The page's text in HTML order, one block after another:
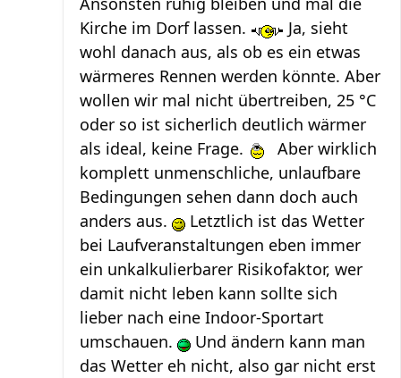
Kirche im Dorf lassen.
Ja, sieht
wohl danach aus, als ob es ein etwas
wärmeres Rennen werden könnte. Aber
wollen wir mal nicht übertreiben, 25 °C
oder so ist sicherlich deutlich wärmer
als ideal, keine Frage.
Aber wirklich
komplett unmenschliche, unlaufbare
Bedingungen sehen dann doch auch
anders aus.
Letztlich ist das Wetter
bei Laufveranstaltungen eben immer
ein unkalkulierbarer Risikofaktor, wer
damit nicht leben kann sollte sich
lieber nach eine Indoor-Sportart
umschauen.
Und ändern kann man
das Wetter eh nicht, also gar nicht erst